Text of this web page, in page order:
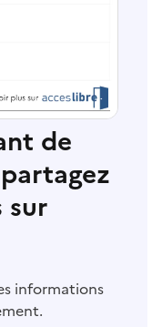
de
sur
informations